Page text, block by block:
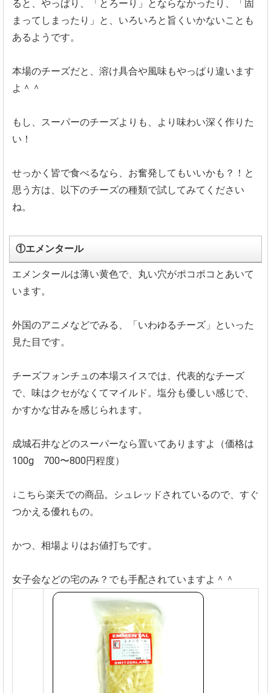
ると、やっぱり、「とろーり」とならなかったり、「固
まってしまったり」と、いろいろと旨くいかないことも
あるようです。
本場のチーズだと、溶け具合や風味もやっぱり違います
よ＾＾
もし、スーパーのチーズよりも、より味わい深く作りた
い！
せっかく皆で食べるなら、お奮発してもいいかも？！と
思う方は、以下のチーズの種類で試してみてください
ね。
①エメンタール
エメンタールは薄い黄色で、丸い穴がポコポコとあいて
います。
外国のアニメなどでみる、「いわゆるチーズ」といった
見た目です。
チーズフォンチュの本場スイスでは、代表的なチーズ
で、味はクセがなくてマイルド。塩分も優しい感じで、
かすかな甘みを感じられます。
成城石井などのスーパーなら置いてありますよ（価格は
100g 700〜800円程度）
↓こちら楽天での商品。シュレッドされているので、すぐ
つかえる優れもの。
かつ、相場よりはお値打ちです。
女子会などの宅のみ？でも手配されていますよ＾＾